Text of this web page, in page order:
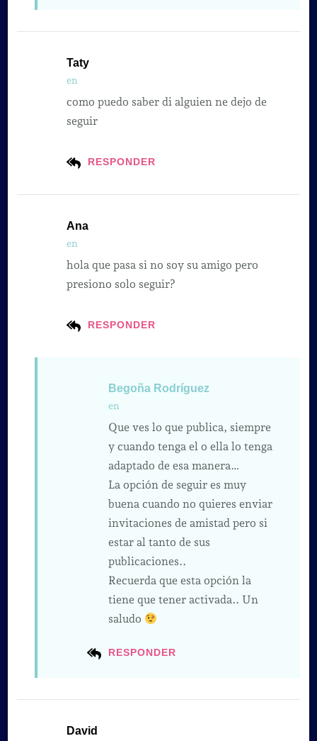
Taty
en
RESPONDER
como puedo saber di alguien ne dejo de
seguir
Ana
en
RESPONDER
hola que pasa si no soy su amigo pero
presiono solo seguir?
Begoña Rodríguez
en
RESPONDER
Que ves lo que publica, siempre
y cuando tenga el o ella lo tenga
adaptado de esa manera…
La opción de seguir es muy
buena cuando no quieres enviar
invitaciones de amistad pero si
estar al tanto de sus
publicaciones..
Recuerda que esta opción la
tiene que tener activada.. Un
saludo
David